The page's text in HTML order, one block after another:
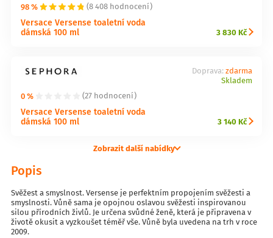
98 % (8 408 hodnocení)
Versace Versense toaletní voda
dámská 100 ml 3 830 Kč
0 % (27 hodnocení)
Versace Versense toaletní voda
dámská 100 ml
Doprava: zdarma
Skladem
3 140 Kč
Zobrazit další nabídky
Popis
Svěžest a smyslnost. Versense je perfektním propojením svěžesti a
smyslnosti. Vůně sama je opojnou oslavou svěžesti inspirovanou
silou přírodních živlů. Je určena svůdné ženě, která je připravena v
životě okusit a vyzkoušet téměř vše. Vůně byla uvedena na trh v roce
2009.